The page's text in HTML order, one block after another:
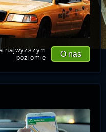
O nas
najwyższym
poziomie